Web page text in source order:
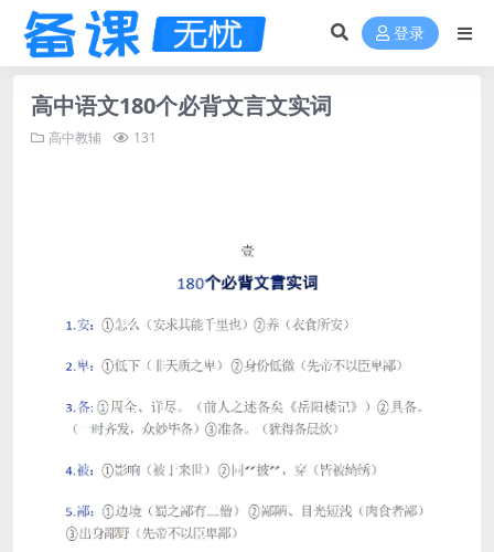
登录
高中语文180个必背文言文实词
高中教辅 131